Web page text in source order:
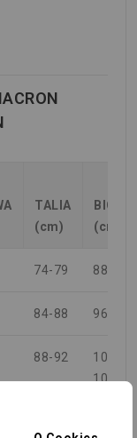
TALIA
(cm)
(cm)
74-79 88-94
84-88 96-100
88-92
100-
104